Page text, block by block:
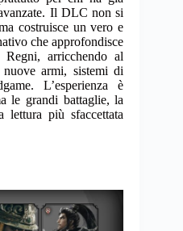
Il DLC non si
costruisce un vero e
che approfondisce
arricchendo al
armi, sistemi di
L’esperienza è
le grandi battaglie, la
lettura più sfaccettata